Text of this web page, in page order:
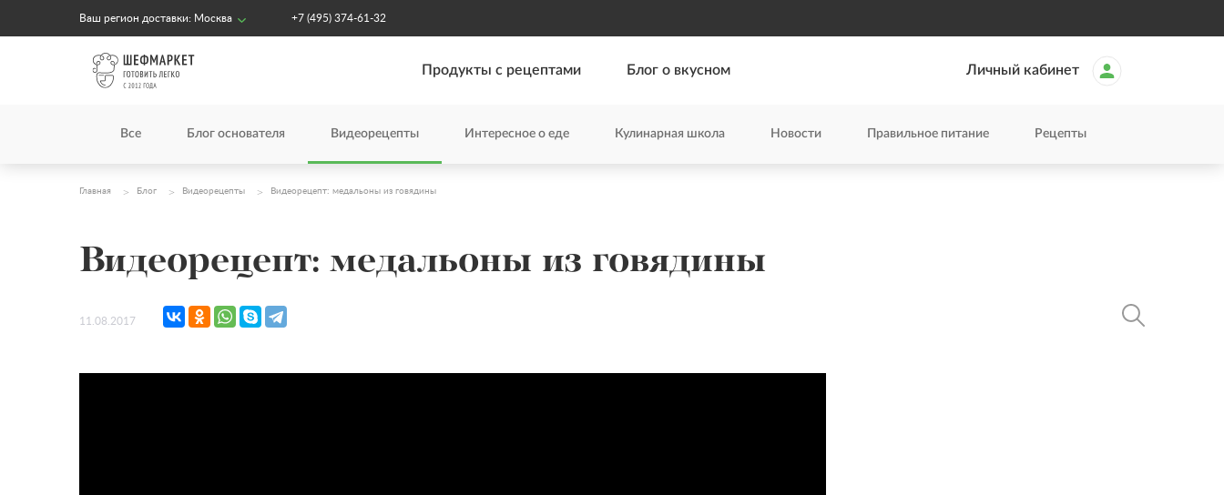
Ваш регион доставки: Москва +7 (495) 374-61-32
Продукты с рецептами Блог о вкусном Личный кабинет
Все Блог основателя Видеорецепты Интересное о еде Кулинарная школа Новости Правильное питание Рецепты
Главная Блог Видеорецепты Видеорецепт: медальоны из говядины
Видеорецепт: медальоны из говядины
11.08.2017